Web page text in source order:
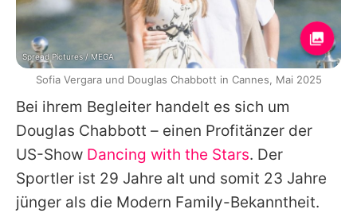
Bei ihrem Begleiter handelt es sich um
Douglas Chabbott – einen Profitänzer der
US-Show Dancing with the Stars. Der
Sportler ist 29 Jahre alt und somit 23 Jahre
jünger als die Modern Family-Bekanntheit.
Spread Pictures / MEGA
Sofia Vergara und Douglas Chabbott in Cannes, Mai 2025